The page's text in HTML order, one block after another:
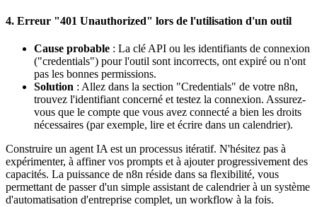
4. Erreur "401 Unauthorized" lors de l'utilisation d'un outil
Cause probable : La clé API ou les identifiants de connexion
("credentials") pour l'outil sont incorrects, ont expiré ou n'ont
pas les bonnes permissions.
Solution : Allez dans la section "Credentials" de votre n8n,
trouvez l'identifiant concerné et testez la connexion. Assurez-
vous que le compte que vous avez connecté a bien les droits
nécessaires (par exemple, lire et écrire dans un calendrier).
Construire un agent IA est un processus itératif. N'hésitez pas à
expérimenter, à affiner vos prompts et à ajouter progressivement des
capacités. La puissance de n8n réside dans sa flexibilité, vous
permettant de passer d'un simple assistant de calendrier à un système
d'automatisation d'entreprise complet, un workflow à la fois.